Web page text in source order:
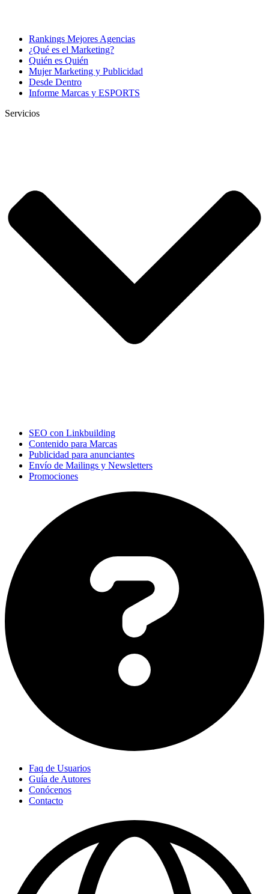
Rankings Mejores Agencias
¿Qué es el Marketing?
Quién es Quién
Mujer Marketing y Publicidad
Desde Dentro
Informe Marcas y ESPORTS
Servicios
SEO con Linkbuilding
Contenido para Marcas
Publicidad para anunciantes
Envío de Mailings y Newsletters
Promociones
Faq de Usuarios
Guía de Autores
Conócenos
Contacto